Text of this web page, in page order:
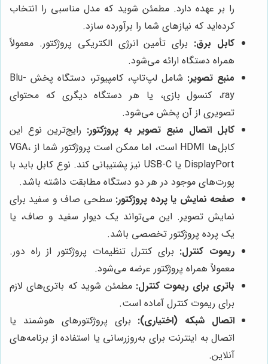
را بر عهده دارد. مطمئن شوید که مدل مناسبی را انتخاب
کرده‌اید که نیازهای شما را برآورده سازد.
کابل برق: برای تأمین انرژی الکتریکی پروژکتور. معمولاً
همراه دستگاه ارائه می‌شود.
منبع تصویر:
شامل لپ‌تاپ، کامپیوتر، دستگاه پخش Blu-
ray، کنسول بازی، یا هر دستگاه دیگری که محتوای
تصویری از آن پخش می‌شود.
کابل اتصال منبع تصویر به پروژکتور: رایج‌ترین نوع این
کابل‌ها HDMI است، اما ممکن است پروژکتور شما از VGA،
DisplayPort یا USB-C نیز پشتیبانی کند. نوع کابل باید با
پورت‌های موجود در هر دو دستگاه مطابقت داشته باشد.
صفحه نمایش یا پرده پروژکتور: سطحی صاف و سفید برای
نمایش تصویر. این می‌تواند یک دیوار سفید و صاف، یا
یک پرده پروژکتور تخصصی باشد.
ریموت کنترل: برای کنترل تنظیمات پروژکتور از راه دور.
معمولاً همراه پروژکتور عرضه می‌شود.
باتری برای ریموت کنترل: مطمئن شوید که باتری‌های لازم
برای ریموت کنترل آماده است.
اتصال شبکه (اختیاری): برای پروژکتورهای هوشمند یا
اتصال به اینترنت برای به‌روزرسانی یا استفاده از برنامه‌های
آنلاین.